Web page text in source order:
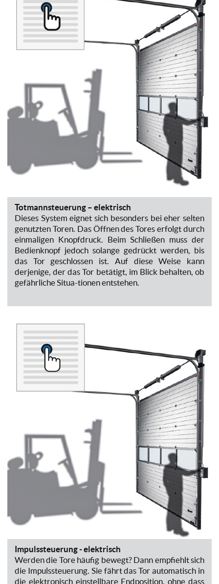
Totmannsteuerung – elektrisch
Dieses System eignet sich besonders bei eher selten
genutzten Toren. Das Öffnen des Tores erfolgt durch
einmaligen Knopfdruck. Beim Schließen muss der
Bedienknopf jedoch solange gedrückt werden, bis
das Tor geschlossen ist. Auf diese Weise kann
derjenige, der das Tor betätigt, im Blick behalten, ob
gefährliche Situa-tionen entstehen.
Impulssteuerung - elektrisch
Werden die Tore häufig bewegt? Dann empfiehlt sich
die Impulssteuerung. Sie fährt das Tor automatisch in
die elektronisch einstellbare Endposition, ohne dass